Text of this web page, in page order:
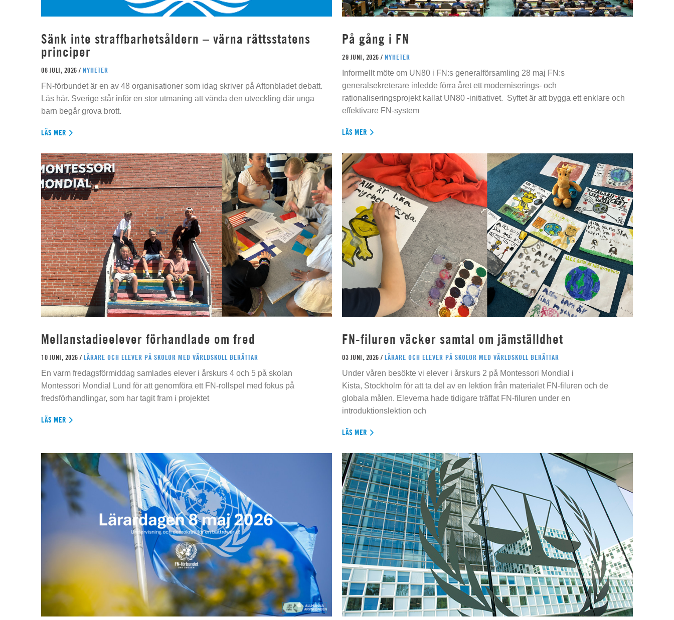
Sänk inte straffbarhetsåldern – värna rättsstatens
principer
08 JULI, 2026 / NYHETER
FN-förbundet är en av 48 organisationer som idag skriver på Aftonbladet debatt.
Läs här. Sverige står inför en stor utmaning att vända den utveckling där unga
barn begår grova brott.
LÄS MER
På gång i FN
29 JUNI, 2026 / NYHETER
Informellt möte om UN80 i FN:s generalförsamling 28 maj FN:s
generalsekreterare inledde förra året ett moderniserings- och
rationaliseringsprojekt kallat UN80 -initiativet. Syftet är att bygga ett enklare och
effektivare FN-system
LÄS MER
Mellanstadieelever förhandlade om fred
10 JUNI, 2026 / LÄRARE OCH ELEVER PÅ SKOLOR MED VÄRLDSKOLL BERÄTTAR
En varm fredagsförmiddag samlades elever i årskurs 4 och 5 på skolan
Montessori Mondial Lund för att genomföra ett FN-rollspel med fokus på
fredsförhandlingar, som har tagit fram i projektet
LÄS MER
FN-filuren väcker samtal om jämställdhet
03 JUNI, 2026 / LÄRARE OCH ELEVER PÅ SKOLOR MED VÄRLDSKOLL BERÄTTAR
Under våren besökte vi elever i årskurs 2 på Montessori Mondial i
Kista, Stockholm för att ta del av en lektion från materialet FN-filuren och de
globala målen. Eleverna hade tidigare träffat FN-filuren under en
introduktionslektion och
LÄS MER